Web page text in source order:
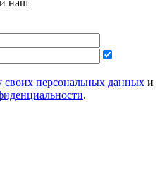
и наш
своих персональных данных и
.